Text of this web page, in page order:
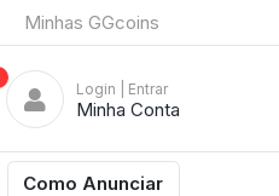
Minhas GGcoins
Login | Entrar
Minha Conta
Como Anunciar